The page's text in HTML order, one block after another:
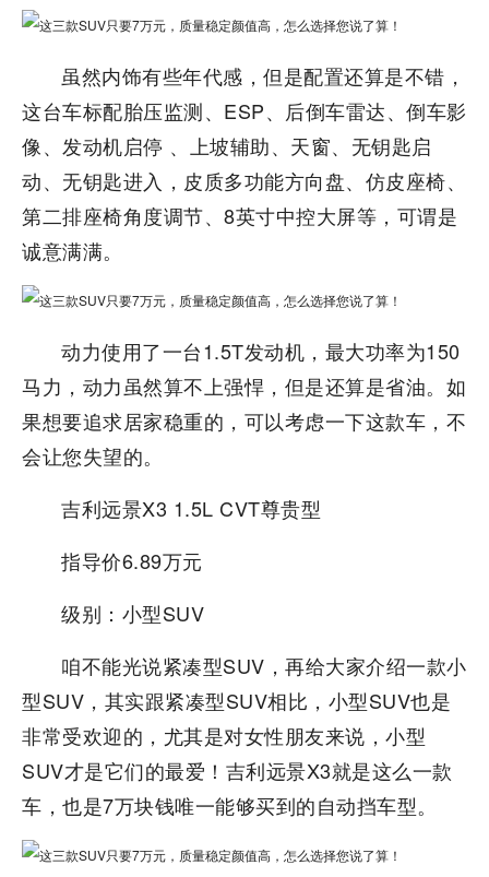
虽然内饰有些年代感，但是配置还算是不错，
这台车标配胎压监测、ESP、后倒车雷达、倒车影
像、发动机启停 、上坡辅助、天窗、无钥匙启
动、无钥匙进入，皮质多功能方向盘、仿皮座椅、
第二排座椅角度调节、8英寸中控大屏等，可谓是
诚意满满。
动力使用了一台1.5T发动机，最大功率为150
马力，动力虽然算不上强悍，但是还算是省油。如
果想要追求居家稳重的，可以考虑一下这款车，不
会让您失望的。
吉利远景X3 1.5L CVT尊贵型
指导价6.89万元
级别：小型SUV
咱不能光说紧凑型SUV，再给大家介绍一款小
型SUV，其实跟紧凑型SUV相比，小型SUV也是
非常受欢迎的，尤其是对女性朋友来说，小型
SUV才是它们的最爱！吉利远景X3就是这么一款
车，也是7万块钱唯一能够买到的自动挡车型。